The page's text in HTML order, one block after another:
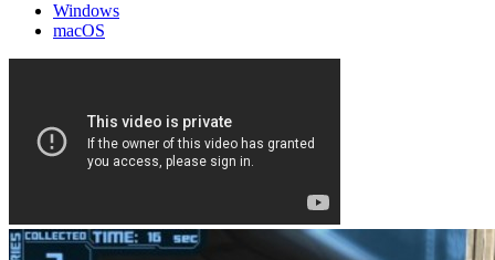
Windows
macOS